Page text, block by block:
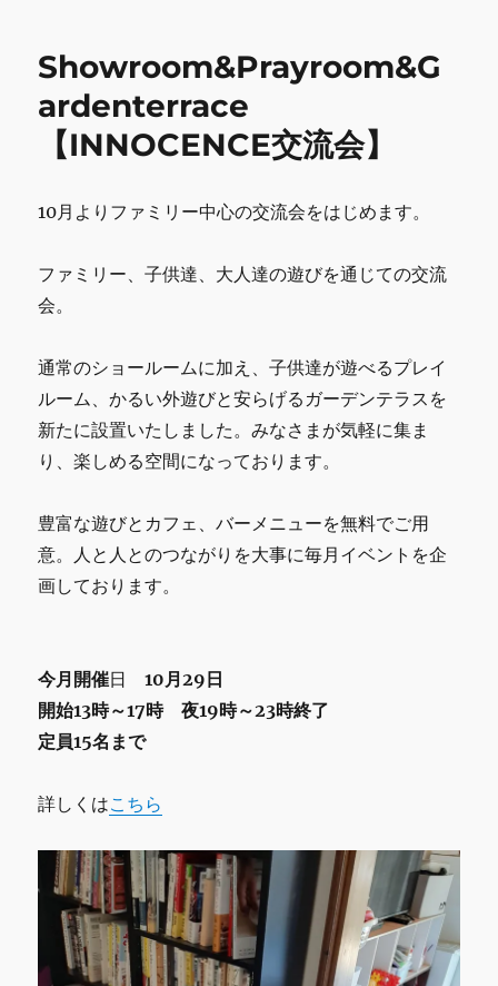
o
k
Showroom&Prayroom&G
ardenterrace
【INNOCENCE交流会】
10月よりファミリー中心の交流会をはじめます。
ファミリー、子供達、大人達の遊びを通じての交流
会。
通常のショールームに加え、子供達が遊べるプレイ
ルーム、かるい外遊びと安らげるガーデンテラスを
新たに設置いたしました。みなさまが気軽に集ま
り、楽しめる空間になっております。
豊富な遊びとカフェ、バーメニューを無料でご用
意。人と人とのつながりを大事に毎月イベントを企
画しております。
今月 開催日10月29日
開始13時～17時 夜19時～23時終了
定員15名まで
詳しくはこちら